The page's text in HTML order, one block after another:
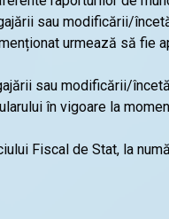
sau modificării/
urmează să fie
sau modificării/
în vigoare la
Fiscal de Stat, la